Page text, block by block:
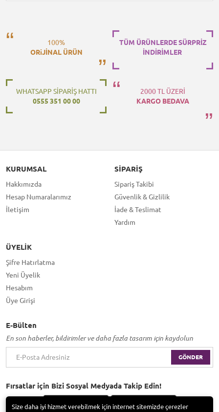
100%
ORiJİNAL ÜRÜN
TÜM ÜRÜNLERDE SÜRPRİZ
İNDİRİMLER
WHATSAPP SİPARİŞ HATTI
0555 351 00 00
2000 TL ÜZERİ
KARGO BEDAVA
KURUMSAL
Hakkımızda
Hesap Numaralarımız
İletişim
SIPARIŞ
Sipariş Takibi
Güvenlik & Gizlilik
İade & Teslimat
Yardım
ÜYELIK
Şifre Hatırlatma
Yeni Üyelik
Hesabım
Üye Girişi
E-Bülten
En son haberler, bildirimler ve daha fazla tasarım için kaydolun
GÖNDER
Fırsatlar için Bizi Sosyal Medyada Takip Edin!
Size daha iyi hizmet verebilmek için internet sitemizde çerezler